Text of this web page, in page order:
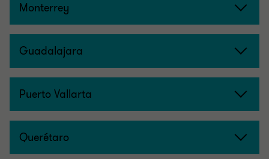
Monterrey
Guadalajara
Puerto Vallarta
Querétaro